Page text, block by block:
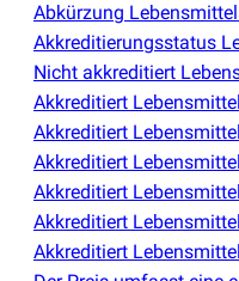
Abkürzung
Akkreditierungsstatus
Nicht akkreditiert
Akkreditiert
Akkreditiert
Akkreditiert
Akkreditiert
Akkreditiert
Akkreditiert